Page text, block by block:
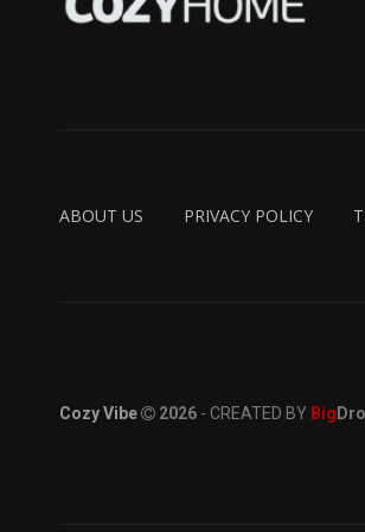
ABOUT US PRIVACY POLICY
Cozy Vibe 2026 - CREATED BY Big